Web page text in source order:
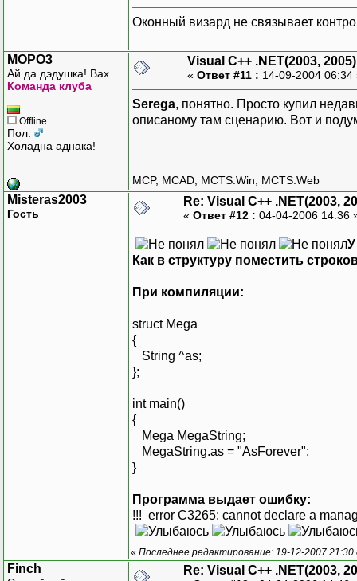
Оконный визард не связывает
MOPO3
Ай да дэдушка! Вах...
Команда клуба
Offline
Пол:
Холадна аднака!
Visual C++ .NET(2003, 2005)
« Ответ #11 : 14-09-2004
Serega, понятно. Просто купил
описаному там сценарию. Вот и
MCP, MCAD, MCTS:Win, MCTS:Web
Misteras2003
Гость
Re: Visual C++ .NET(2003,
« Ответ #12 : 04-04-2006 14:36
Как в структуру поместить
При компиляции:
struct Mega
{
String ^as;
};
int main()
{
Mega MegaString;
MegaString.as = "AsForever";
}
Программа выдает ошибку:
!!! error C3265: cannot declare a
« Последнее редактирование: 19-12-2007
Finch Re: Visual C++ .NET(2003,